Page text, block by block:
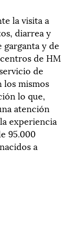
la visita a
diarrea y
y de
de HM
de
los mismos
lo que,
atención
experiencia
95.000
a